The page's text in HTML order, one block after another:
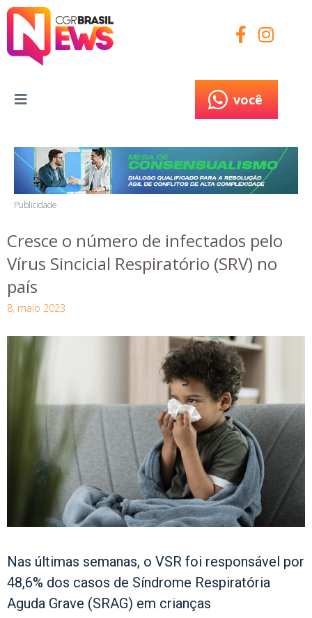
você
Publicidade
Cresce o número de infectados pelo
Vírus Sincicial Respiratório (SRV) no
país
8, maio 2023
Nas últimas semanas, o VSR foi responsável por
48,6% dos casos de Síndrome Respiratória
Aguda Grave (SRAG) em crianças